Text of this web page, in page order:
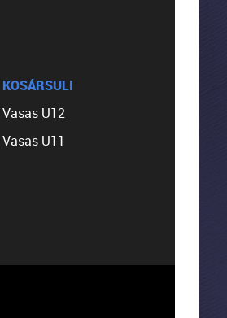
KOSÁRSULI
Vasas U12
Vasas U11